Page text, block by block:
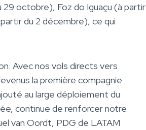
octobre), Foz do Iguaçu (à partir
du 2 décembre), ce qui
Avec nos vols directs vers
la première compagnie
au large déploiement du
continue de renforcer notre
van Oordt, PDG de LATAM